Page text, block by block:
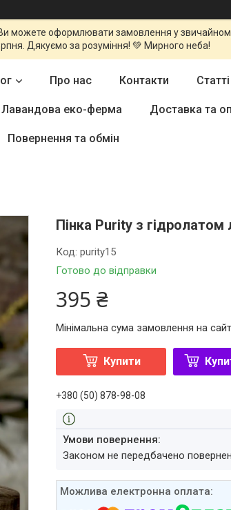
можете оформлювати замовлення у
Дякуємо за розуміння! 💚 Мирного неба!
Про нас Контакти Статті
Лавандова еко-ферма Доставка та
Повернення та обмін
Пінка Purity з
Готово до відправки
Код:purity15
395 ₴
Мінімальна сума замовлення на
Купити
+380 (50) 878-98-08
Законом не передбачено